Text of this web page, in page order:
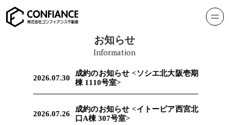
お知らせ
Information
2026.07.30
成約のお知らせ <ソシエ北大阪壱期
棟 1110号室>
2026.07.26
成約のお知らせ <イトーピア西宮北
口A棟 307号室>